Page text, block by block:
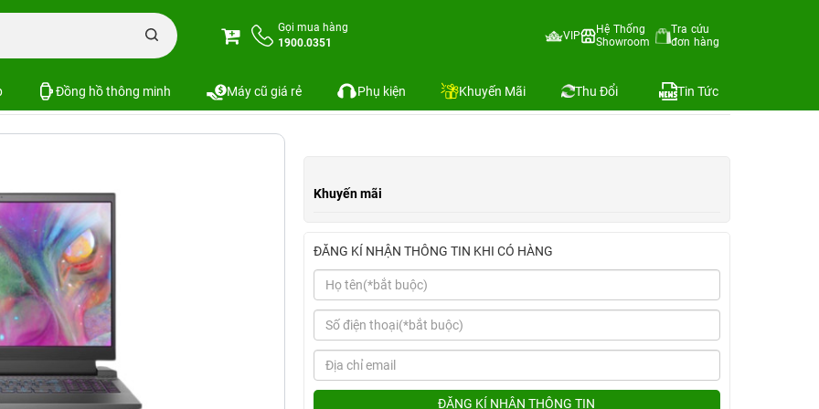
Gọi mua hàng
1900.0351
VIP
Hệ Thống
Showroom
Tra cứu
đơn hàng
Đồng hồ thông minh Máy cũ giá rẻ Phụ kiện Khuyến Mãi Thu Đổi Tin Tức
Dell G15 (Intel Core i7-11800H, 8GB | 256GB, 15.6", FHD, 120Hz)
8GB | 256GB, 15.6", FHD, 120Hz)
Khuyến mãi
ĐĂNG KÍ NHẬN THÔNG TIN KHI CÓ HÀNG
ĐĂNG KÍ NHẬN THÔNG TIN